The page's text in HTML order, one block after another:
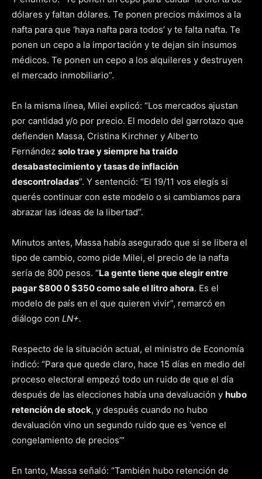
dólares y faltan dólares. Te ponen precios máximos a la
nafta para que ‘haya nafta para todos’ y te falta nafta. Te
ponen un cepo a la importación y te dejan sin insumos
médicos. Te ponen un cepo a los alquileres y destruyen
el mercado inmobiliario”.
En la misma línea, Milei explicó: “Los mercados ajustan
por cantidad y/o por precio. El modelo del garrotazo que
defienden Massa, Cristina Kirchner y Alberto
Fernández solo trae y siempre ha traído
desabastecimiento y tasas de inflación
descontroladas”. Y sentenció: “El 19/11 vos elegís si
querés continuar con este modelo o si cambiamos para
abrazar las ideas de la libertad”.
Minutos antes, Massa había asegurado que si se libera el
tipo de cambio, como pide Milei, el precio de la nafta
sería de 800 pesos. “La gente tiene que elegir entre
pagar $800 0 $350 como sale el litro ahora. Es el
modelo de país en el que quieren vivir”, remarcó en
diálogo con LN+.
Respecto de la situación actual, el ministro de Economía
indicó: “Para que quede claro, hace 15 días en medio del
proceso electoral empezó todo un ruido de que el día
después de las elecciones había una devaluación y hubo
retención de stock, y después cuando no hubo
devaluación vino un segundo ruido que es ‘vence el
congelamiento de precios’”
En tanto, Massa señaló: “También hubo retención de